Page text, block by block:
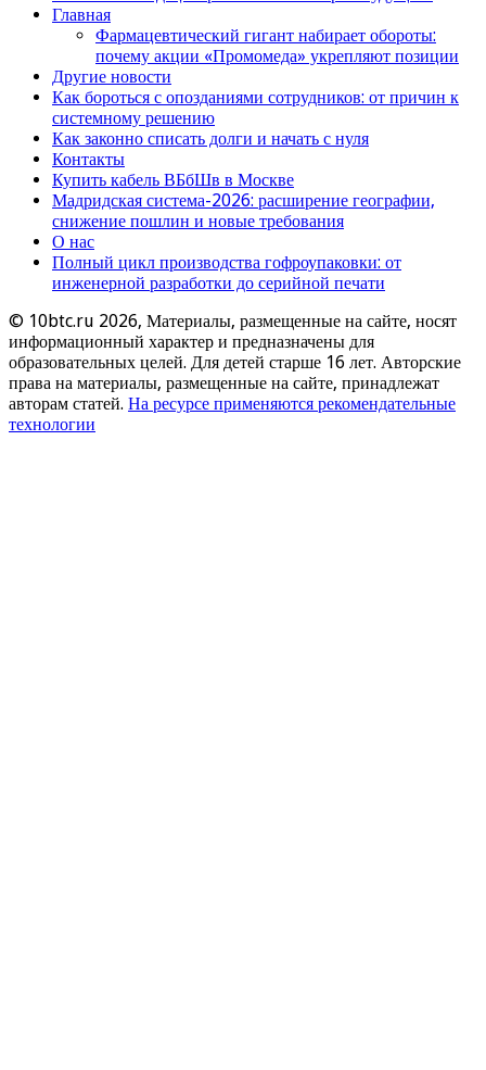
Главная
Фармацевтический гигант набирает обороты:
почему акции «Промомеда» укрепляют позиции
Другие новости
Как бороться с опозданиями сотрудников: от причин к
системному решению
Как законно списать долги и начать с нуля
Контакты
Купить кабель ВБбШв в Москве
Мадридская система-2026: расширение географии,
снижение пошлин и новые требования
О нас
Полный цикл производства гофроупаковки: от
инженерной разработки до серийной печати
© 10btc.ru 2026, Материалы, размещенные на сайте, носят
информационный характер и предназначены для
образовательных целей. Для детей старше 16 лет. Авторские
права на материалы, размещенные на сайте, принадлежат
авторам статей. На ресурсе применяются рекомендательные
технологии